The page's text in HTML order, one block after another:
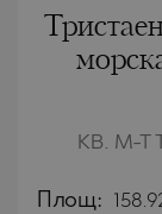
КВ. М-Т
Площ: